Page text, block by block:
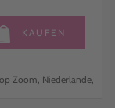
KAUFEN
op Zoom, Niederlande,